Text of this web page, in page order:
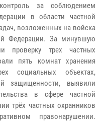
за соблюдением
в области частной
возложенных на войска
Федерации. За минувшую
проверку трех частных
пять комнат хранения
социальных объектах,
защищенности, выявили
в сфере частной
трёх частных охранников
правонарушении.